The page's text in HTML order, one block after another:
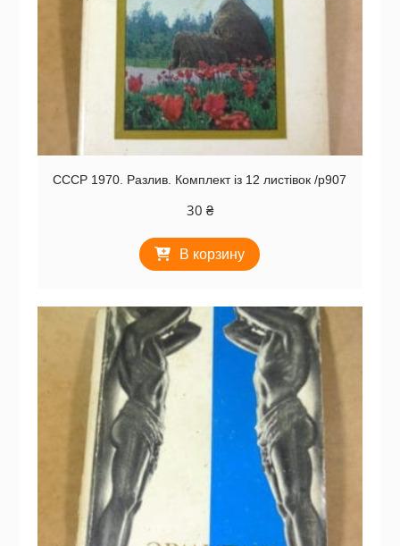
СССР 1970. Разлив. Комплект із 12 листівок /р907
30 ₴
В корзину